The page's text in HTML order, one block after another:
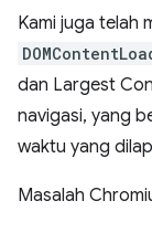
Kami juga telah
dan Largest
navigasi, yang
waktu yang
Masalah